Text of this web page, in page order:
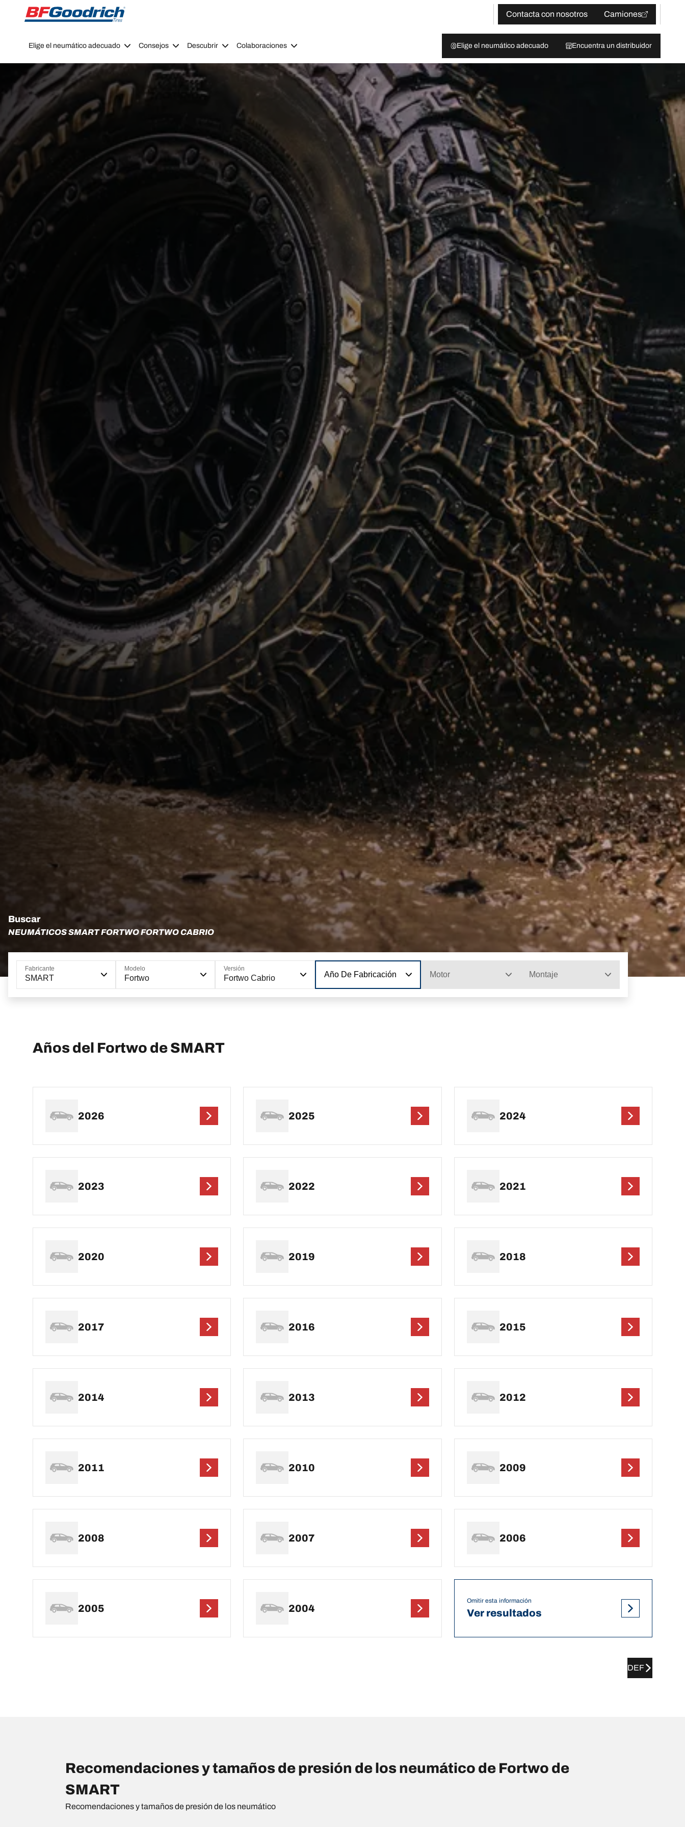
Go to page content
Go to page navigation
Contacta con nosotros
Camiones
Elige el neumático adecuado Consejos Descubrir Colaboraciones Elige el neumático adecuado Encuentra un distribuidor
Buscar
NEUMÁTICOS SMART FORTWO FORTWO CABRIO
Fabricante
SMART
Modelo
Fortwo
Versión
Fortwo Cabrio Año De Fabricación Motor Montaje
Años del Fortwo de SMART
2026 2025 2024
2023 2022 2021
2020 2019 2018
2017 2016 2015
2014 2013 2012
2011 2010 2009
2008 2007 2006
2005 2004
Omitir esta información
Ver resultados
DEF
Recomendaciones y tamaños de presión de los neumático de Fortwo de
SMART
Recomendaciones y tamaños de presión de los neumático